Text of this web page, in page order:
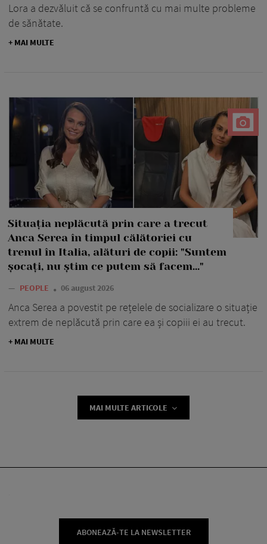
Lora a dezvăluit că se confruntă cu mai multe probleme
de sănătate.
+ MAI MULTE
Situația neplăcută prin care a trecut
Anca Serea în timpul călătoriei cu
trenul în Italia, alături de copii: "Suntem
șocați, nu știm ce putem să facem..."
— PEOPLE 06 august 2026
Anca Serea a povestit pe rețelele de socializare o situație
extrem de neplăcută prin care ea și copiii ei au trecut.
+ MAI MULTE
MAI MULTE ARTICOLE
ABONEAZĂ-TE LA NEWSLETTER